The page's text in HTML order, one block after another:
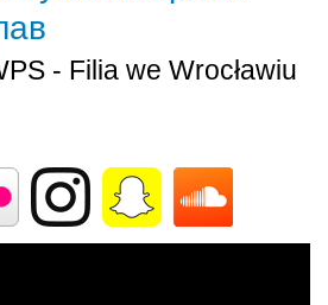
- Filia we Wrocławiu